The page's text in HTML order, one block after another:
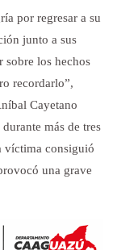
por regresar a su
junto a sus
los hechos
recordarlo”,
Cayetano
más de tres
víctima consiguió
una grave